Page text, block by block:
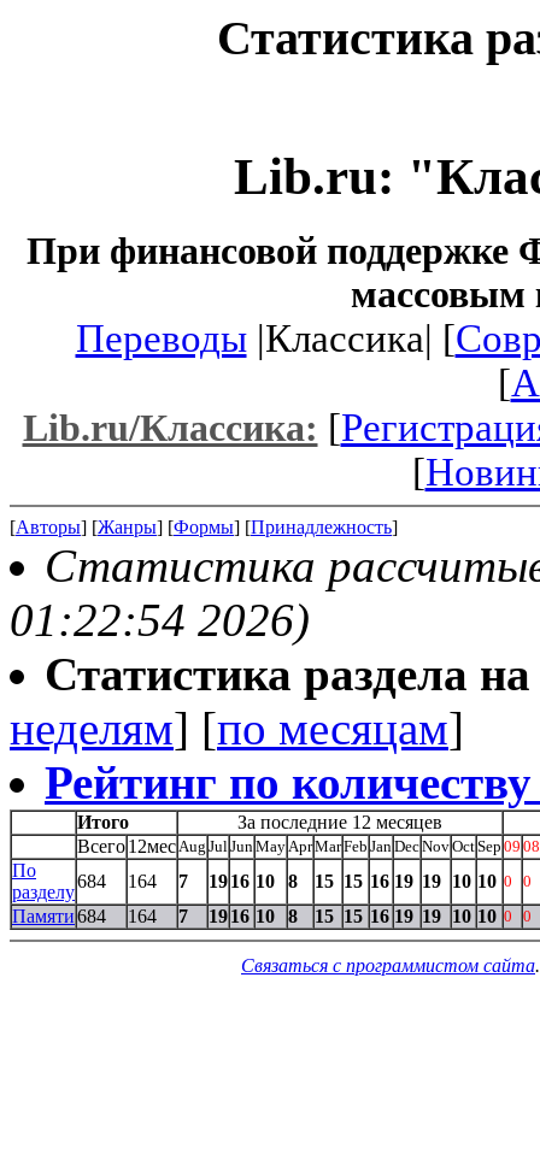
Статистика
Lib.ru:
При финансовой поддержке
массовым
Переводы|Классика| [
[
Lib.ru/Классика: [
[
[Авторы] [Жанры] [Формы] [Принадлежность]
Статистика
01:22:54 2026)
Статистика раздела
неделям] [по месяцам]
Рейтинг по
Итого
За последние 12 месяцев
Всего12мес Aug Jul Jun May AprMarFeb Jan DecNovOctSep 09 08
По
разделу
684 164 7 1916 10 8 15 15 16 19 19 10 10 0 0
Памяти684 164 7 1916 10 8 15 15 16 19 19 10 10 0 0
Связаться с программистом сайта.